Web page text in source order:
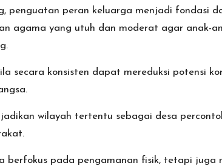
penguatan peran keluarga menjadi fondasi
agama yang utuh dan moderat agar anak-
secara konsisten dapat mereduksi potensi
wilayah tertentu sebagai desa
berfokus pada pengamanan fisik, tetapi juga